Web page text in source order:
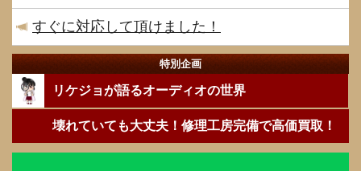
すぐに対応して頂けました！
特別企画
リケジョが語るオーディオの世界
壊れていても大丈夫！修理工房完備で高価買取！